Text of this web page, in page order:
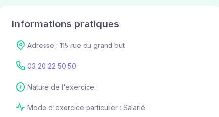
Informations pratiques
Adresse : 115 rue du grand but
03 20 22 50 50
Nature de l'exercice :
Mode d'exercice particulier : Salarié